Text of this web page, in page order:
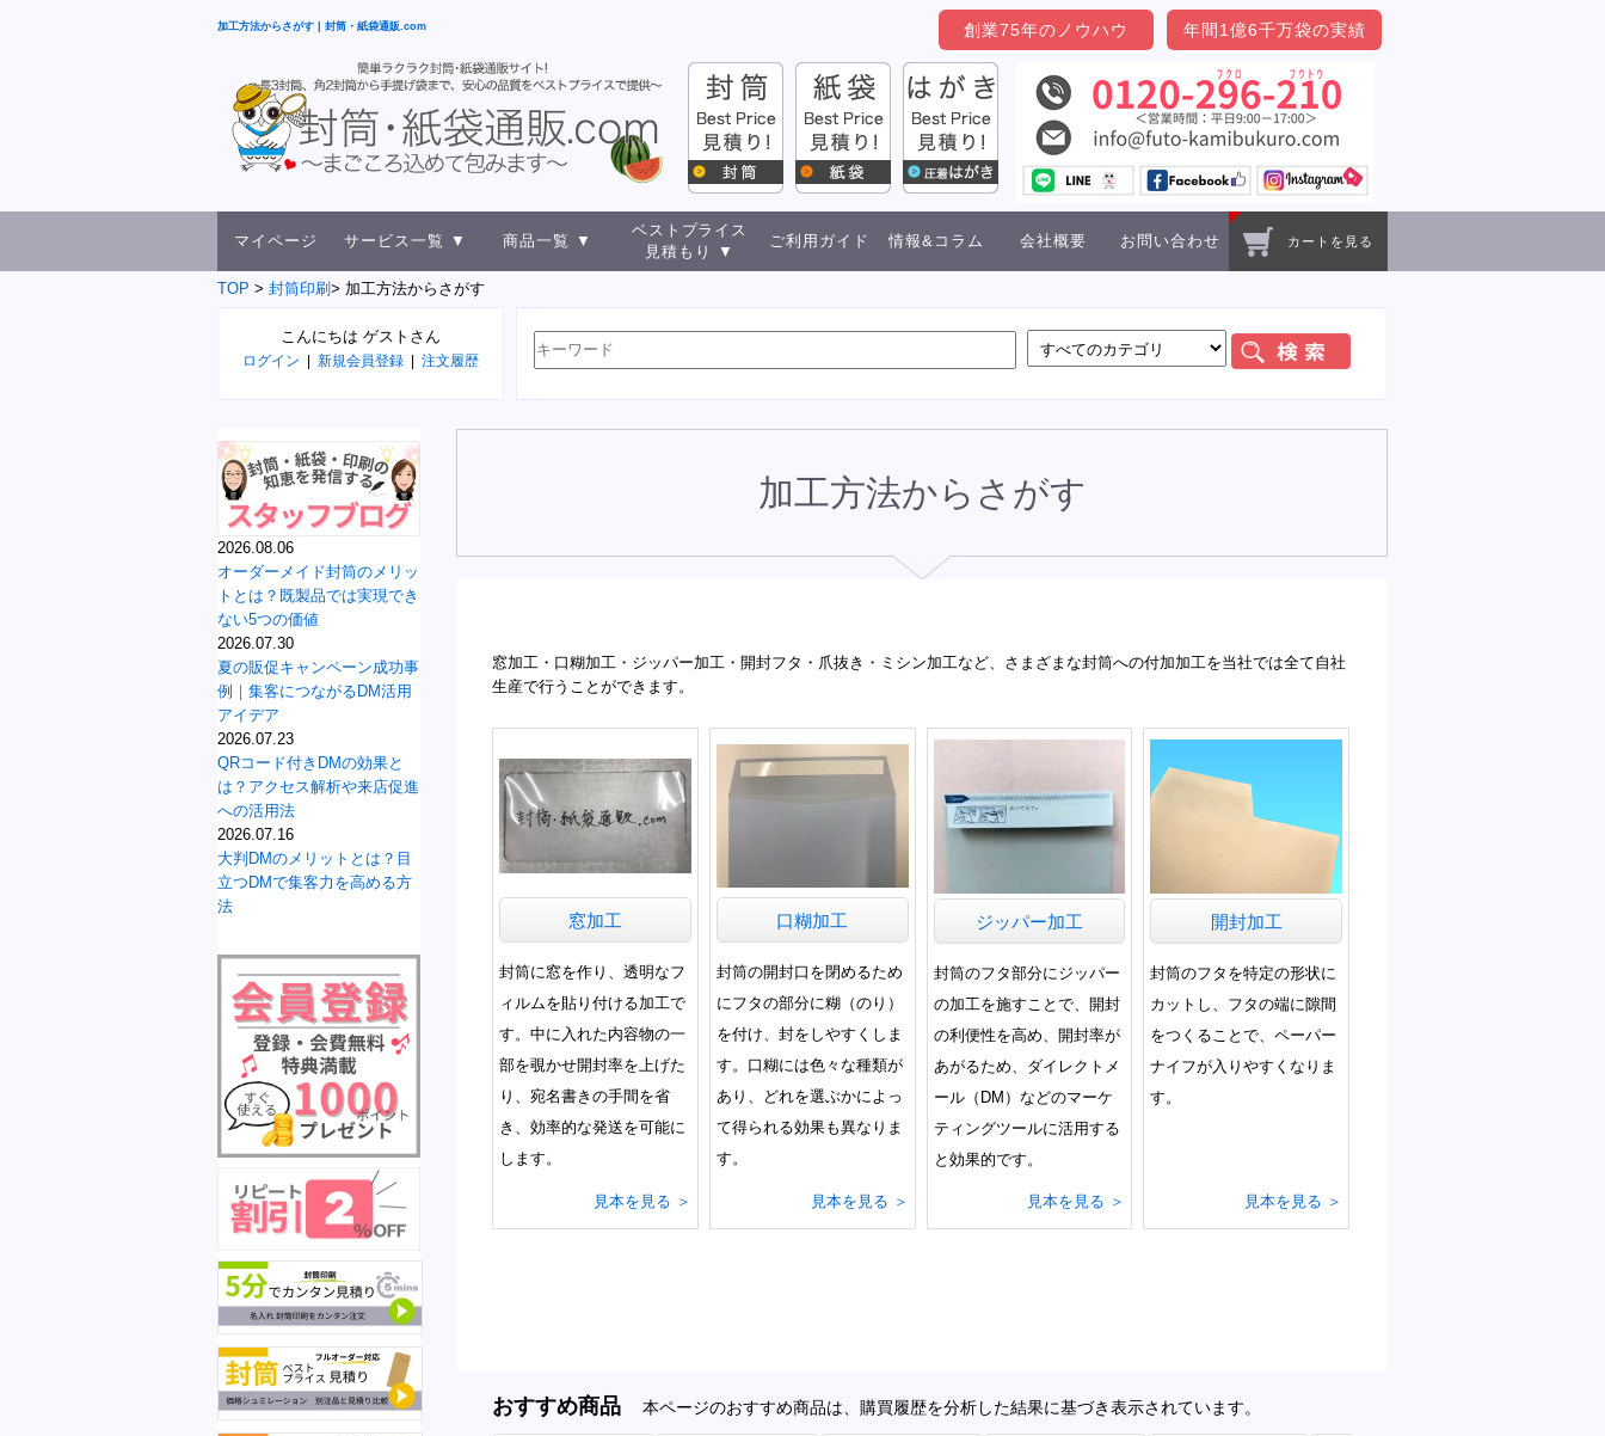
加工方法からさがす | 封筒・紙袋通販.com 創業75年のノウハウ 年間1億6千万袋の実績
マイページ サービス一覧 ▼ 商品一覧 ▼
ベストプライス
見積もり ▼
ご利用ガイド 情報&コラム 会社概要 お問い合わせ カートを見る
TOP 封筒印刷 加工方法からさがす
こんにちは ゲストさん
ログイン 新規会員登録 注文履歴
2026.08.06
オーダーメイド封筒のメリッ
トとは？既製品では実現でき
ない5つの価値
2026.07.30
夏の販促キャンペーン成功事
例｜集客につながるDM活用
アイデア
2026.07.23
QRコード付きDMの効果と
は？アクセス解析や来店促進
への活用法
2026.07.16
大判DMのメリットとは？目
立つDMで集客力を高める方
法
加工方法からさがす
窓加工・口糊加工・ジッパー加工・開封フタ・爪抜き・ミシン加工など、さまざまな封筒への付加加工を当社では全て自社
生産で行うことができます。
窓加工
封筒に窓を作り、透明なフ
ィルムを貼り付ける加工で
す。中に入れた内容物の一
部を覗かせ開封率を上げた
り、宛名書きの手間を省
き、効率的な発送を可能に
します。
見本を見る ＞
口糊加工
封筒の開封口を閉めるため
にフタの部分に糊（のり）
を付け、封をしやすくしま
す。口糊には色々な種類が
あり、どれを選ぶかによっ
て得られる効果も異なりま
す。
見本を見る ＞
ジッパー加工
封筒のフタ部分にジッパー
の加工を施すことで、開封
の利便性を高め、開封率が
あがるため、ダイレクトメ
ール（DM）などのマーケ
ティングツールに活用する
と効果的です。
見本を見る ＞
開封加工
封筒のフタを特定の形状に
カットし、フタの端に隙間
をつくることで、ペーパー
ナイフが入りやすくなりま
す。
見本を見る ＞
おすすめ商品 本ページのおすすめ商品は、購買履歴を分析した結果に基づき表示されています。